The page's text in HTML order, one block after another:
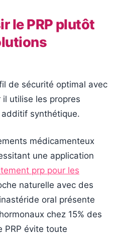
le PRP plutôt
de sécurité optimal avec
il utilise les propres
synthétique.
médicamenteux
une application
prp pour les
naturelle avec des
oral présente
chez 15% des
PRP évite toute